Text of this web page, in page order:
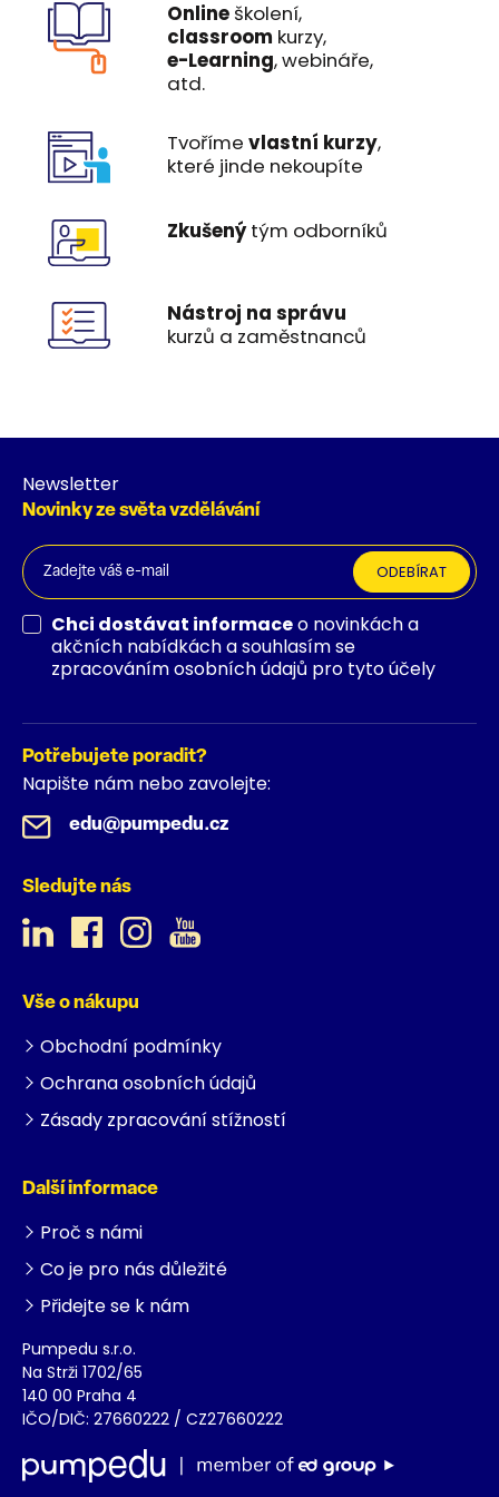
Nástin účelu nástrojů používaných k podpoře
testování komponent a procesu sestavení.
Nástin účelu nástrojů používaných k podpoře
Onlineškolení,
classroom kurzy,
e-Learning, webináře,
atd.
Tvoříme vlastní kurzy,
které jinde nekoupíte
Zkušenýtým odborníků
Nástroj na správu
kurzů a zaměstnanců
Newsletter
Novinky ze světa vzdělávání
ODEBÍRAT
Chci dostávat informaceo novinkách a
akčních nabídkách a souhlasím se
zpracováním osobních údajů pro tyto účely
Potřebujete poradit?
Napište nám nebo zavolejte:
edu@pumpedu.cz
Sledujte nás
Vše o nákupu
Obchodní podmínky
Ochrana osobních údajů
Zásady zpracování stížností
Další informace
Proč s námi
Co je pro nás důležité
Přidejte se k nám
Pumpedu s.r.o.
Na Strži 1702/65
140 00 Praha 4
IČO/DIČ: 27660222 / CZ27660222